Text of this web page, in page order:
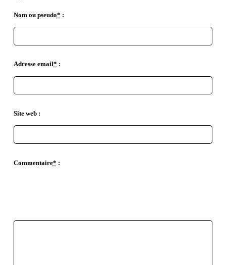
Nom ou pseudo* :
Adresse email* :
Site web :
Commentaire* :